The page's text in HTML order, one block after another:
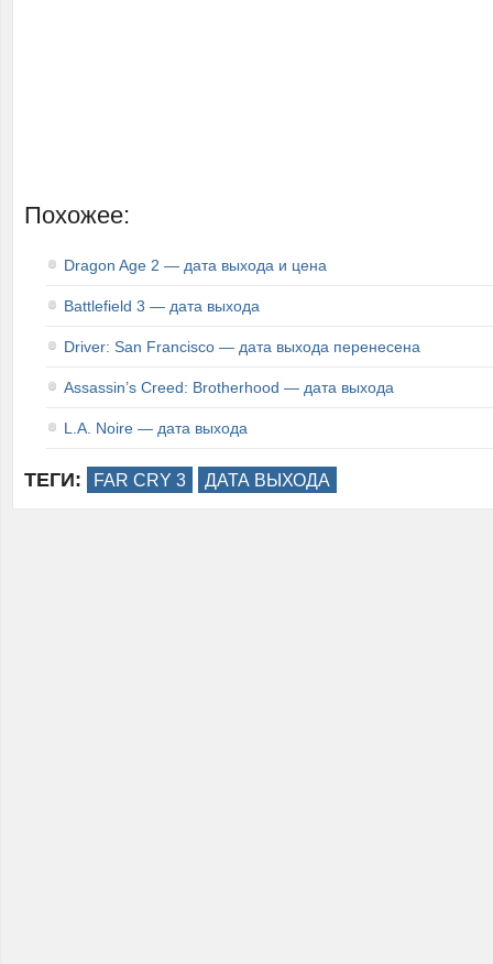
Похожее:
Dragon Age 2 — дата выхода и цена
Battlefield 3 — дата выхода
Driver: San Francisco — дата выхода перенесена
Assassin’s Creed: Brotherhood — дата выхода
L.A. Noire — дата выхода
ТЕГИ: FAR CRY 3 ДАТА ВЫХОДА